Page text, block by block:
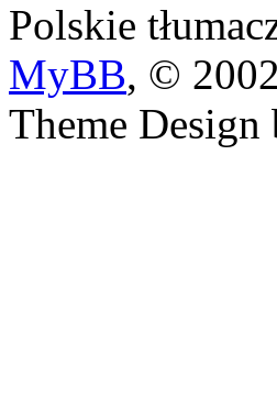
Polskie
MyBB, ©
Theme Design